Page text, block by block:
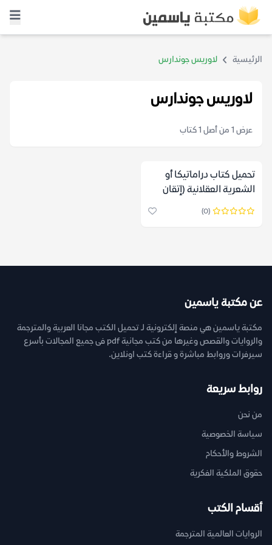
الرئيسية لاوريس جوندارس
لاوريس جوندارس
عرض 1 من أصل 1 كتاب
تحميل كتاب دراماتيكا أو
الشعرية العقلانية (إتقان
أدوات الفن الدرامي) –
(0)
عن مكتبة ياسمين
مكتبة ياسمين هي منصة إلكترونية لـ تحميل الكتب مجانا العربية والمترجمة
والروايات والقصص وغيرها من كتب مجانية pdf فى جميع المجالات بأسرع
سيرفرات وروابط مباشرة و قراءة كتب اونلاين.
روابط سريعة
من نحن
سياسة الخصوصية
الشروط والأحكام
حقوق الملكية الفكرية
أقسام الكتب
الروايات العالمية المترجمة